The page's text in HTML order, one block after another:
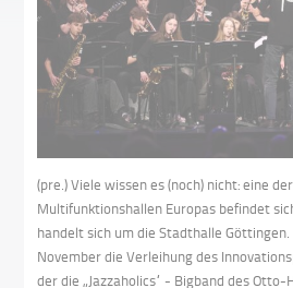
(pre.) Viele wissen es (noch) nicht: eine
Multifunktionshallen Europas befindet
handelt sich um die Stadthalle
November die Verleihung des
der die „Jazzaholics“ - Bigband des